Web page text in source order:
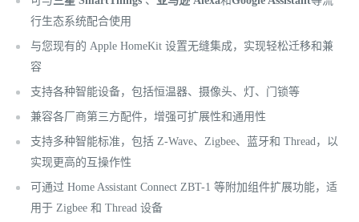
行生态系统配合使用
与您现有的 Apple HomeKit 设置无缝集成，实现轻松迁移和兼
容
支持各种智能设备，包括恒温器、摄像头、灯、门锁等
兼容各厂商第三方配件，增强可扩展性和通用性
支持多种智能标准，包括 Z-Wave、Zigbee、蓝牙和 Thread，以
实现更高的互操作性
可通过 Home Assistant Connect ZBT-1 等附加组件扩展功能，适
用于 Zigbee 和 Thread 设备